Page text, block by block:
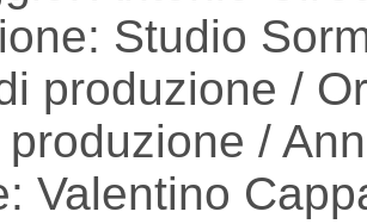
Studio
produzione /
produzione /
Valentino